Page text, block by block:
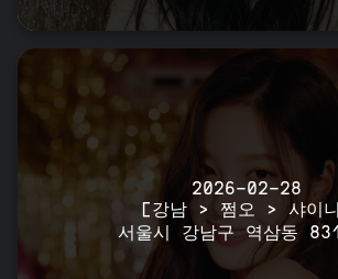
2026-02-28
[강남 > 쩜오 > 샤이
서울시 강남구 역삼동